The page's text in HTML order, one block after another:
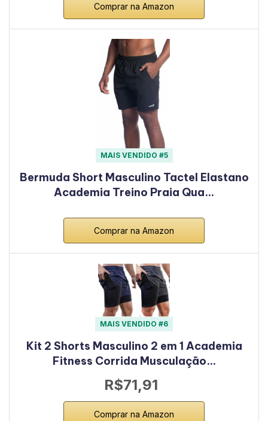
Comprar na Amazon
MAIS VENDIDO #5
Bermuda Short Masculino Tactel Elastano
Academia Treino Praia Qua…
Comprar na Amazon
MAIS VENDIDO #6
Kit 2 Shorts Masculino 2 em 1 Academia
Fitness Corrida Musculação…
R$71,91
Comprar na Amazon